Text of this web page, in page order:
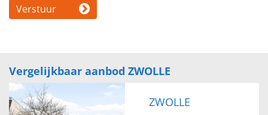
Verstuur
Vergelijkbaar aanbod ZWOLLE
ZWOLLE